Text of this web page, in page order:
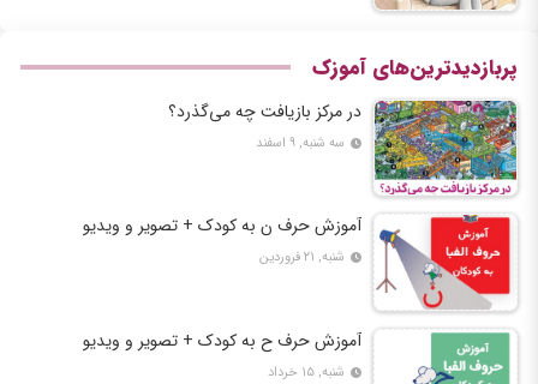
پربازدیدترین‌های آموزک
در مرکز بازیافت چه می‌گذرد؟
سه شنبه, ۹ اسفند
آموزش حرف ن به کودک + تصویر و ویدیو
شنبه, ۲۱ فروردین
آموزش حرف ح به کودک + تصویر و ویدیو
شنبه, ۱۵ خرداد